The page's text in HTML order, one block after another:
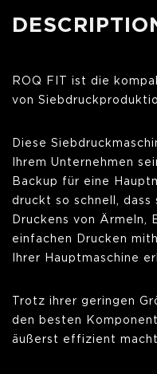
ROQ FIT ist die
von
Diese
Ihrem Unternehmen
Backup für eine
druckt so schnell, dass
Druckens von Ärmeln,
einfachen Drucken
Ihrer Hauptmaschine
Trotz ihrer geringen
den besten
äußerst effizient